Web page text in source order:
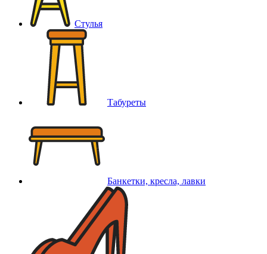
Стулья
Табуреты
Банкетки, кресла, лавки